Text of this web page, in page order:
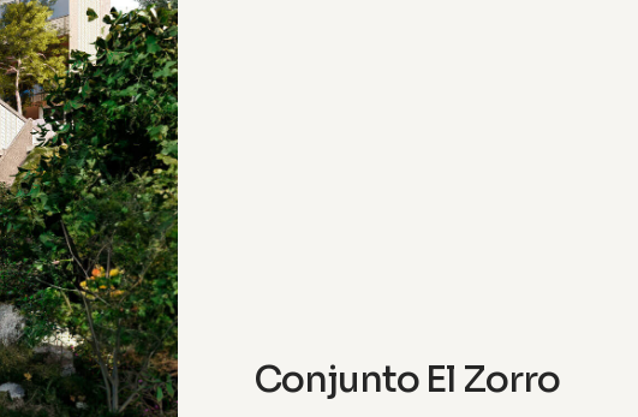
Conjunto El Zorro